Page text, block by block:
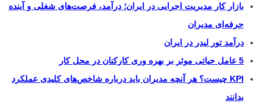
بازار کار مدیریت اجرایی در ایران؛ درآمد، فرصت‌های شغلی و آینده
حرفه‌ای مدیران
درآمد تور لیدر در ایران
5 عامل حیاتی موثر بر بهره وری کارکنان در محل کار
KPI چیست؟ هر آنچه مدیران باید درباره شاخص‌های کلیدی عملکرد
بدانند